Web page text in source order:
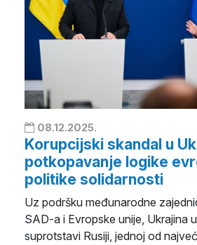
08.12.2025.
Korupcijski skandal u
potkopavanje logike
politike solidarnosti
Uz podršku međunarodne
SAD-a i Evropske unije, Ukrajina
suprotstavi Rusiji, jednoj od